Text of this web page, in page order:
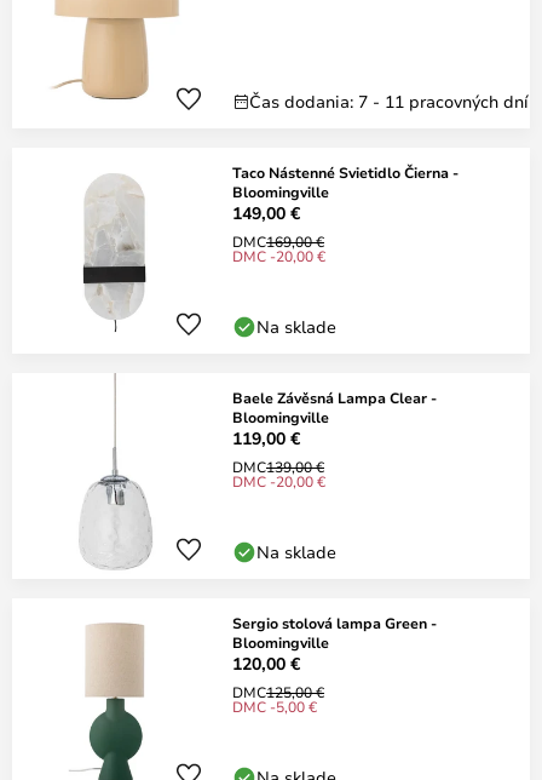
Čas dodania: 7 - 11 pracovných dní
Taco Nástenné Svietidlo Čierna -
Bloomingville
149,00 €
DMC169,00 €
DMC -20,00 €
Na sklade
Baele Závěsná Lampa Clear -
Bloomingville
119,00 €
DMC139,00 €
DMC -20,00 €
Na sklade
Sergio stolová lampa Green -
Bloomingville
120,00 €
DMC125,00 €
DMC -5,00 €